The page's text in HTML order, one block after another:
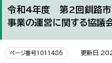
令和4年度 第2回釧路市
事業の運営に関する協議
ページ番号1011486 更新日